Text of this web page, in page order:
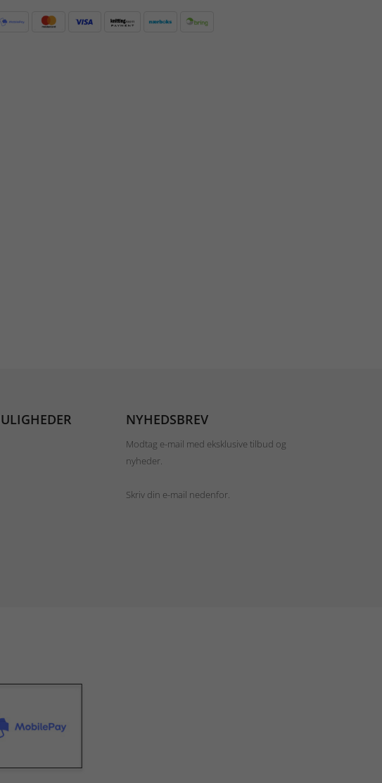
NYHEDSBREV
Modtag e-mail med eksklusive tilbud og
nyheder.
Skriv din e-mail nedenfor.